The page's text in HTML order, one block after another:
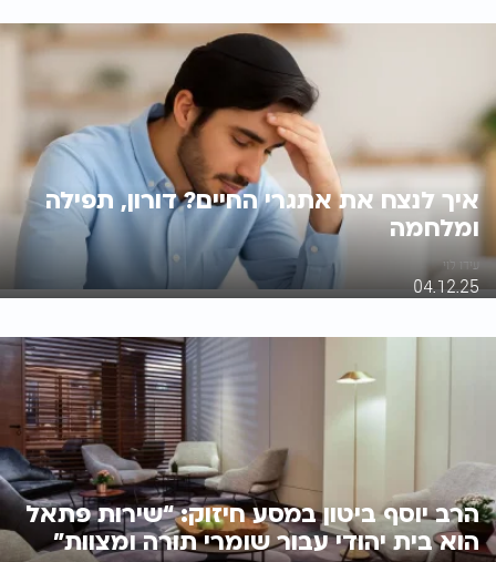
איך לנצח את אתגרי החיים? דורון, תפילה
ומלחמה
עידו לוי
04.12.25
הרב יוסף ביטון במסע חיזוק: “שירות פתאל
הוא בית יהודי עבור שומרי תורה ומצוות”